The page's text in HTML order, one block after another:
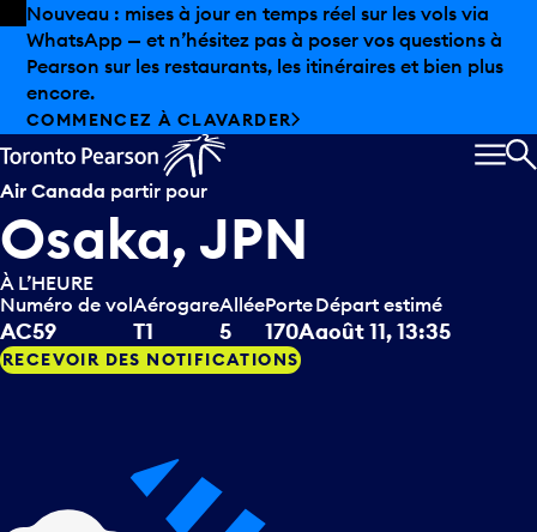
Skip to offers
Passer au contenu principal
Les aubaines estivales sont arrivées chez Pearson.
Magasinage hors taxes, offres gastronomiques et bien
plus encore.
DÉCOUVREZ L’ÉTÉ CHEZ PEARSON
Air Canadapartir pour
Osaka, JPN
À L’HEURE
Numéro de vol
AC59 T1 5 170Aaoût 11, 13:35
RECEVOIR DES NOTIFICATIONS